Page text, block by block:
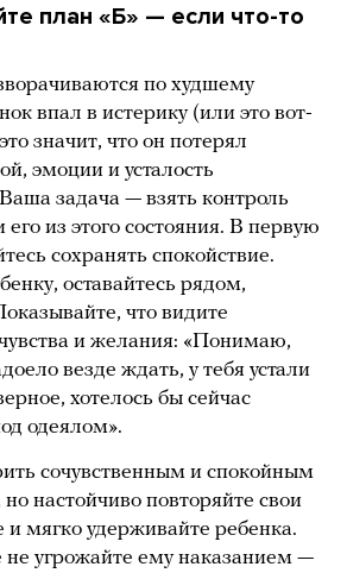
план «Б» — если что-то
по худшему
впал в истерику (или это вот-
значит, что он потерял
эмоции и усталость
задача — взять контроль
его из этого состояния. В первую
сохранять спокойствие.
оставайтесь рядом,
что видите
и желания: «Понимаю,
везде ждать, у тебя устали
хотелось бы сейчас
одеялом».
сочувственным и спокойным
настойчиво повторяйте свои
и мягко удерживайте ребенка.
не угрожайте ему наказанием —